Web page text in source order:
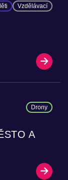
Vzdělávací
Drony
A